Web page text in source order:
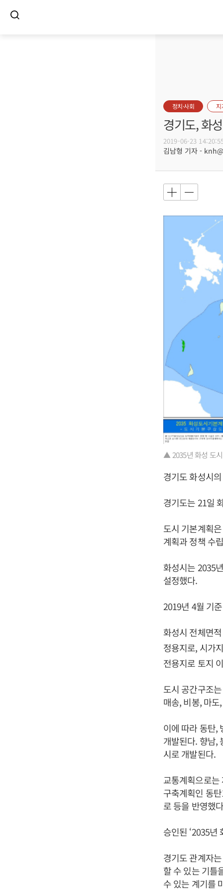
정치·사회 지
경기도, 화
2019-06-23
김남형 기자 -
▲ 2035년 화성 도
경기도 화성시
경기도는 21일
도시 기본계획
계획과 정책 수
화성시는 2035
설정했다.
2019년 4월 기
화성시 전체면
정용지로, 시가
전용지로 토지
도시 공간구조
매송, 비봉, 마
이에 따라 동탄,
개발된다. 향남,
시로 개발된다.
교통계획으로
구축계획인 동
로 등을 반영했
승인된 ‘2035년
경기도 관계자
할 수 있는 기틀
수 있는 계기를